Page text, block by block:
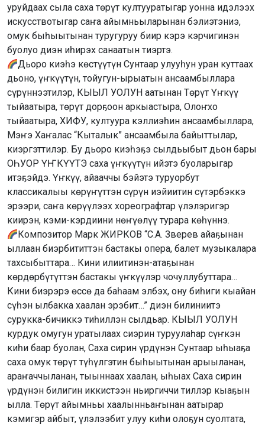
уруйдаах сыла саха төрүт култууратыгар уонна идэлээх
искусствотыгар саҥа айымньыларынан бэлиэтэниэ,
омук быһыытынан туругуруу биир кэрэ кэрчигинэн
буолуо диэн иһирэх санаатын тиэртэ.
Дьоро киэһэ көстүүтүн Сунтаар улууһун уран куттаах
дьоно, үҥкүүтүн, тойугун-ырыатын ансаамбыллара
сүрүннээтилэр, КЫЫЛ УОЛУН аатынан Төрүт Үҥкүү
тыйаатыра, төрүт дорҕоон аркыастыра, Олоҥхо
тыйаатыра, ХИФУ, култуура кэллиэһин ансаамбыллара,
Мэҥэ Хаҥалас “Кыталык” ансаамбыла байыттылар,
киэргэттилэр. Бу дьоро киэһэҕэ сылдьыбыт дьон бары
ОҺУОР ҮҤКҮҮТЭ саха үҥкүүтүн ийэтэ буоларыгар
итэҕэйдэ. Үҥкүү, айааччы бэйэтэ туруорбут
классикалыы көрүҥүттэн сүрүн иэйиитин сүтэрбэккэ
эрээри, саҥа көрүүлээх хореографтар үлэлэригэр
киирэн, кэми-кэрдиини нөҥүөлүү турара көһүннэ.
Композитор Марк ЖИРКОВ “С.А. Зверев айаҕынан
ыллаан биэрбититтэн бастакы опера, балет музыкалара
тахсыбыттара… Кини илиитинэн-атаҕынан
көрдөрбүтүттэн бастакы үҥкүүлэр чочуллубуттара…
Кини биэрэрэ өссө да баһаам элбэх, ону биһиги кыайан
сүһэн ылбакка хаалан эрэбит…” диэн билиниитэ
сурукка-бичиккэ тиһиллэн сылдьар. КЫЫЛ УОЛУН
курдук омугун уратылаах сиэрин туруулаһар сүҥкэн
киһи баар буолан, Саха сирин үрдүнэн Сунтаар ыһыаҕа
саха омук төрүт түһүлгэтин быһыытынан арыыланан,
араҥаччыланан, тыыннаах хаалан, ыһыах Саха сирин
үрдүнэн билигин иккистээн ньиргиччи тиллэр кыаҕын
ылла. Төрүт айымньы хаалынньаҥынан аатырар
кэмигэр айбыт, үлэлээбит улуу киһи олоҕун суолтата,